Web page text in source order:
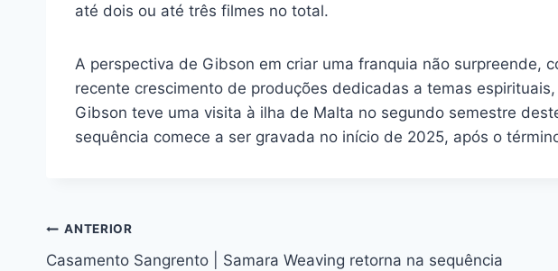
até dois ou até três filmes no total.
A perspectiva de Gibson em criar uma franquia não surpreende,
recente crescimento de produções dedicadas a temas
Gibson teve uma visita à ilha de Malta no segundo semestre
sequência comece a ser gravada no início de 2025, após o
Navegação
ANTERIOR
Casamento Sangrento | Samara Weaving retorna na sequência